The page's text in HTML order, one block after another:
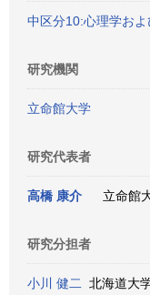
中区分10:心理学お
研究機関
立命館大学
研究代表者
高橋 康介 立命館
研究分担者
小川 健二
北海道大